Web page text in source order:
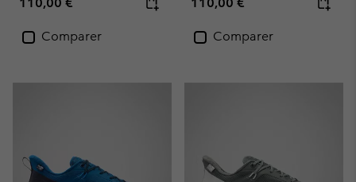
Comparer Comparer